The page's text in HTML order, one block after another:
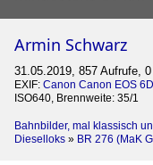
Armin Schwarz
31.05.2019, 857 Aufrufe,
EXIF: Canon Canon EOS 6D
ISO640, Brennweite: 35/1
Bahnbilder, mal klassisch
Dieselloks » BR 276 (MaK